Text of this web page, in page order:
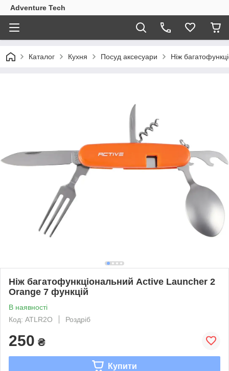
Adventure Tech
Каталог Кухня Посуд аксесуари Ніж
Ніж багатофункціональний Active Launcher 2
Orange 7 функцій
В наявності
Код: ATLR2O
Роздріб
250 ₴
Купити